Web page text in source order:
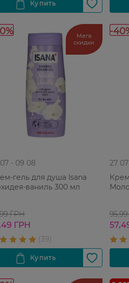
Мега
скидки
- 09 08
гель для душа Isana
ваниль 300 мл
ГРН
ГРН
-
27